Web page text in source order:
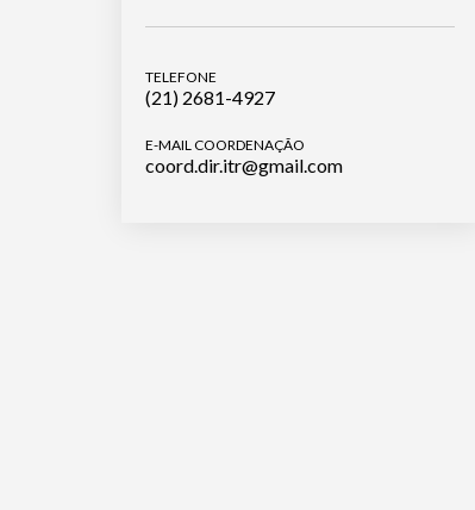
TELEFONE
(21) 2681-4927
E-MAIL COORDENAÇÃO
coord.dir.itr@gmail.com